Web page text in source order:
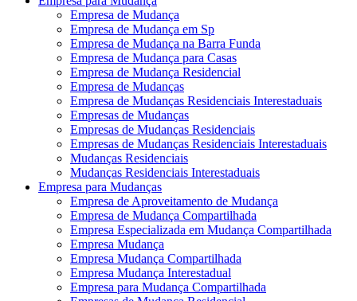
Empresa de Mudança
Empresa de Mudança em Sp
Empresa de Mudança na Barra Funda
Empresa de Mudança para Casas
Empresa de Mudança Residencial
Empresa de Mudanças
Empresa de Mudanças Residenciais Interestaduais
Empresas de Mudanças
Empresas de Mudanças Residenciais
Empresas de Mudanças Residenciais Interestaduais
Mudanças Residenciais
Mudanças Residenciais Interestaduais
Empresa para Mudanças
Empresa de Aproveitamento de Mudança
Empresa de Mudança Compartilhada
Empresa Especializada em Mudança Compartilhada
Empresa Mudança
Empresa Mudança Compartilhada
Empresa Mudança Interestadual
Empresa para Mudança Compartilhada